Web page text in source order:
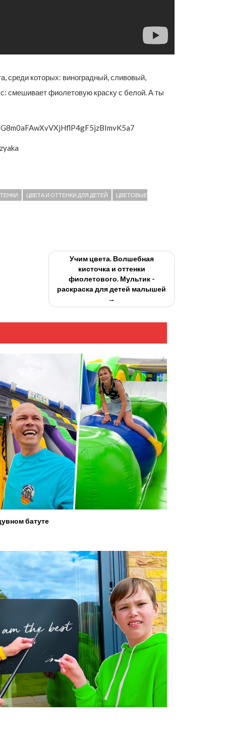
среди которых: виноградный, сливовый,
смешивает фиолетовую краску с белой. А ты
ЦВЕТА И ОТТЕНКИ ДЛЯ ДЕТЕЙ ЦВЕТОВЫЕ
Учим цвета. Волшебная
кисточка и оттенки
фиолетового. Мультик -
раскраска для детей малышей
→
батуте